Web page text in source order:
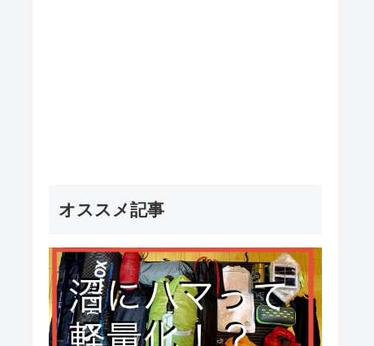
オススメ記事